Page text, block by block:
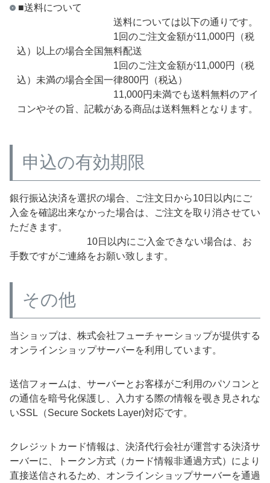
■送料について
送料については以下の通りです。
1回のご注文金額が11,000円（税
込）以上の場合全国無料配送
1回のご注文金額が11,000円（税
込）未満の場合全国一律800円（税込）
11,000円未満でも送料無料のアイ
コンやその旨、記載がある商品は送料無料となります。
申込の有効期限
銀行振込決済を選択の場合、ご注文日から10日以内にご
入金を確認出来なかった場合は、ご注文を取り消させてい
ただきます。
10日以内にご入金できない場合は、お
手数ですがご連絡をお願い致します。
その他
当ショップは、株式会社フューチャーショップが提供する
オンラインショップサーバーを利用しています。
送信フォームは、サーバーとお客様がご利用のパソコンと
の通信を暗号化保護し、入力する際の情報を覗き見されな
いSSL（Secure Sockets Layer)対応です。
クレジットカード情報は、決済代行会社が運営する決済サ
ーバーに、トークン方式（カード情報非通過方式）により
直接送信されるため、オンラインショップサーバーを通過